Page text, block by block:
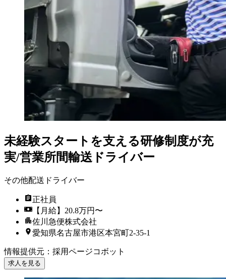
未経験スタートを支える研修制度が充
実/営業所間輸送ドライバー
その他配送ドライバー
正社員
【月給】20.8万円〜
佐川急便株式会社
愛知県名古屋市港区本宮町2-35-1
情報提供元 ： 採用ページコボット
求人を見る